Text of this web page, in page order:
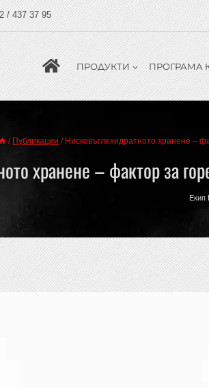
/ 437 37 95
ПРОДУКТИ ПРОГРАМА
/ Публикации / Нисковъглехидратното хранене –
хранене – фактор за
Екип